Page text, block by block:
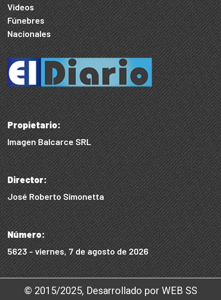
Videos
Fúnebres
Nacionales
Propietario:
Imagen Balcarce SRL
Director:
José Roberto Simonetta
Número:
5623 - viernes, 7 de agosto de 2026
© 2015/2025, Desarrollado por WEB SS